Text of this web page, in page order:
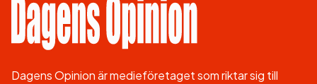
Dagens Opinion är medieföretaget som riktar sig till